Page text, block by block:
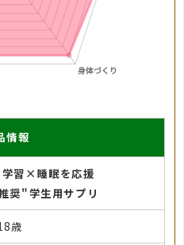
情報
習×睡眠を応援
奨"学生用サプリ
歳